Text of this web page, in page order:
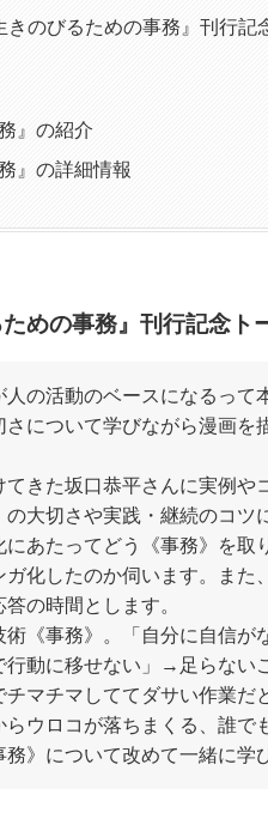
のびるための事務』刊行記
』の紹介
』の詳細情報
めの事務』刊行記念ト
の活動のベースになるって
について学びながら漫画を
てきた坂口恭平さんに実例や
大切さや実践・継続のコツ
あたってどう《事務》を取
化したのか伺います。また
の時間とします。
《事務》。「自分に自信が
行動に移せない」→足らない
マチマしててダサい作業だ
ウロコが落ちまくる、誰で
》について改めて一緒に学